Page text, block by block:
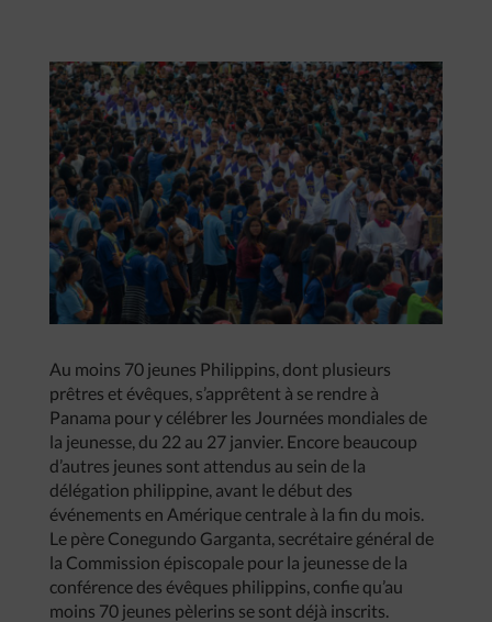
Au moins 70 jeunes Philippins, dont plusieurs
prêtres et évêques, s’apprêtent à se rendre à
Panama pour y célébrer les Journées mondiales de
la jeunesse, du 22 au 27 janvier. Encore beaucoup
d’autres jeunes sont attendus au sein de la
délégation philippine, avant le début des
événements en Amérique centrale à la fin du mois.
Le père Conegundo Garganta, secrétaire général de
la Commission épiscopale pour la jeunesse de la
conférence des évêques philippins, confie qu’au
moins 70 jeunes pèlerins se sont déjà inscrits.